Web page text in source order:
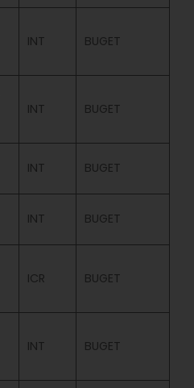
INT BUGET
INT BUGET
INT BUGET
INT BUGET
ICR BUGET
INT BUGET